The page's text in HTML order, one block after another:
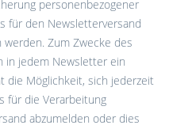
personenbezogener
für den Newsletterversand
Zum Zwecke des
in jedem Newsletter ein
die Möglichkeit, sich jederzeit
für die Verarbeitung
abzumelden oder dies